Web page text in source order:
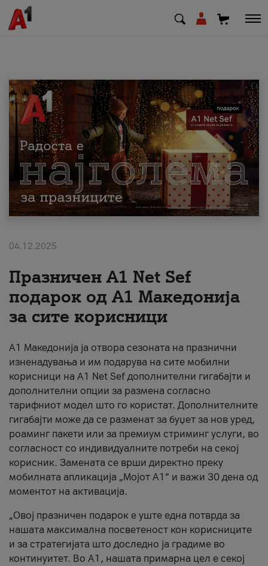
МК EN SQ
Приватни Деловни
Поддршка
Надополни кредит
За нас
#ПодобарОнлајн
04.12.2025
Празничен A1 Net Sеf
подарок од А1 Македонија
за сите корисници
А1 Македонија ја отвора сезоната на празнични
изненадувања и им подарува на сите мобилни
корисници на A1 Net Sef дополнителни гигабајти и
дополнителни опции за размена согласно
тарифниот модел што го користат. Дополнителните
гигабајти може да се разменат за буџет за нов уред,
роаминг пакети или за премиум стриминг услуги, во
согласност со индивидуалните потреби на секој
корисник. Замената се врши директно преку
мобилната апликација „Мојот А1“ и важи 30 дена од
моментот на активација.
„Овој празничен подарок е уште една потврда за
нашата максимална посветеност кон корисниците
и за стратегијата што доследно ја градиме во
континуитет. Во А1, нашата примарна цел е секој